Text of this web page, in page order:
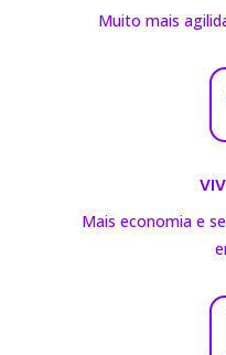
Muito mais
Mais economia e